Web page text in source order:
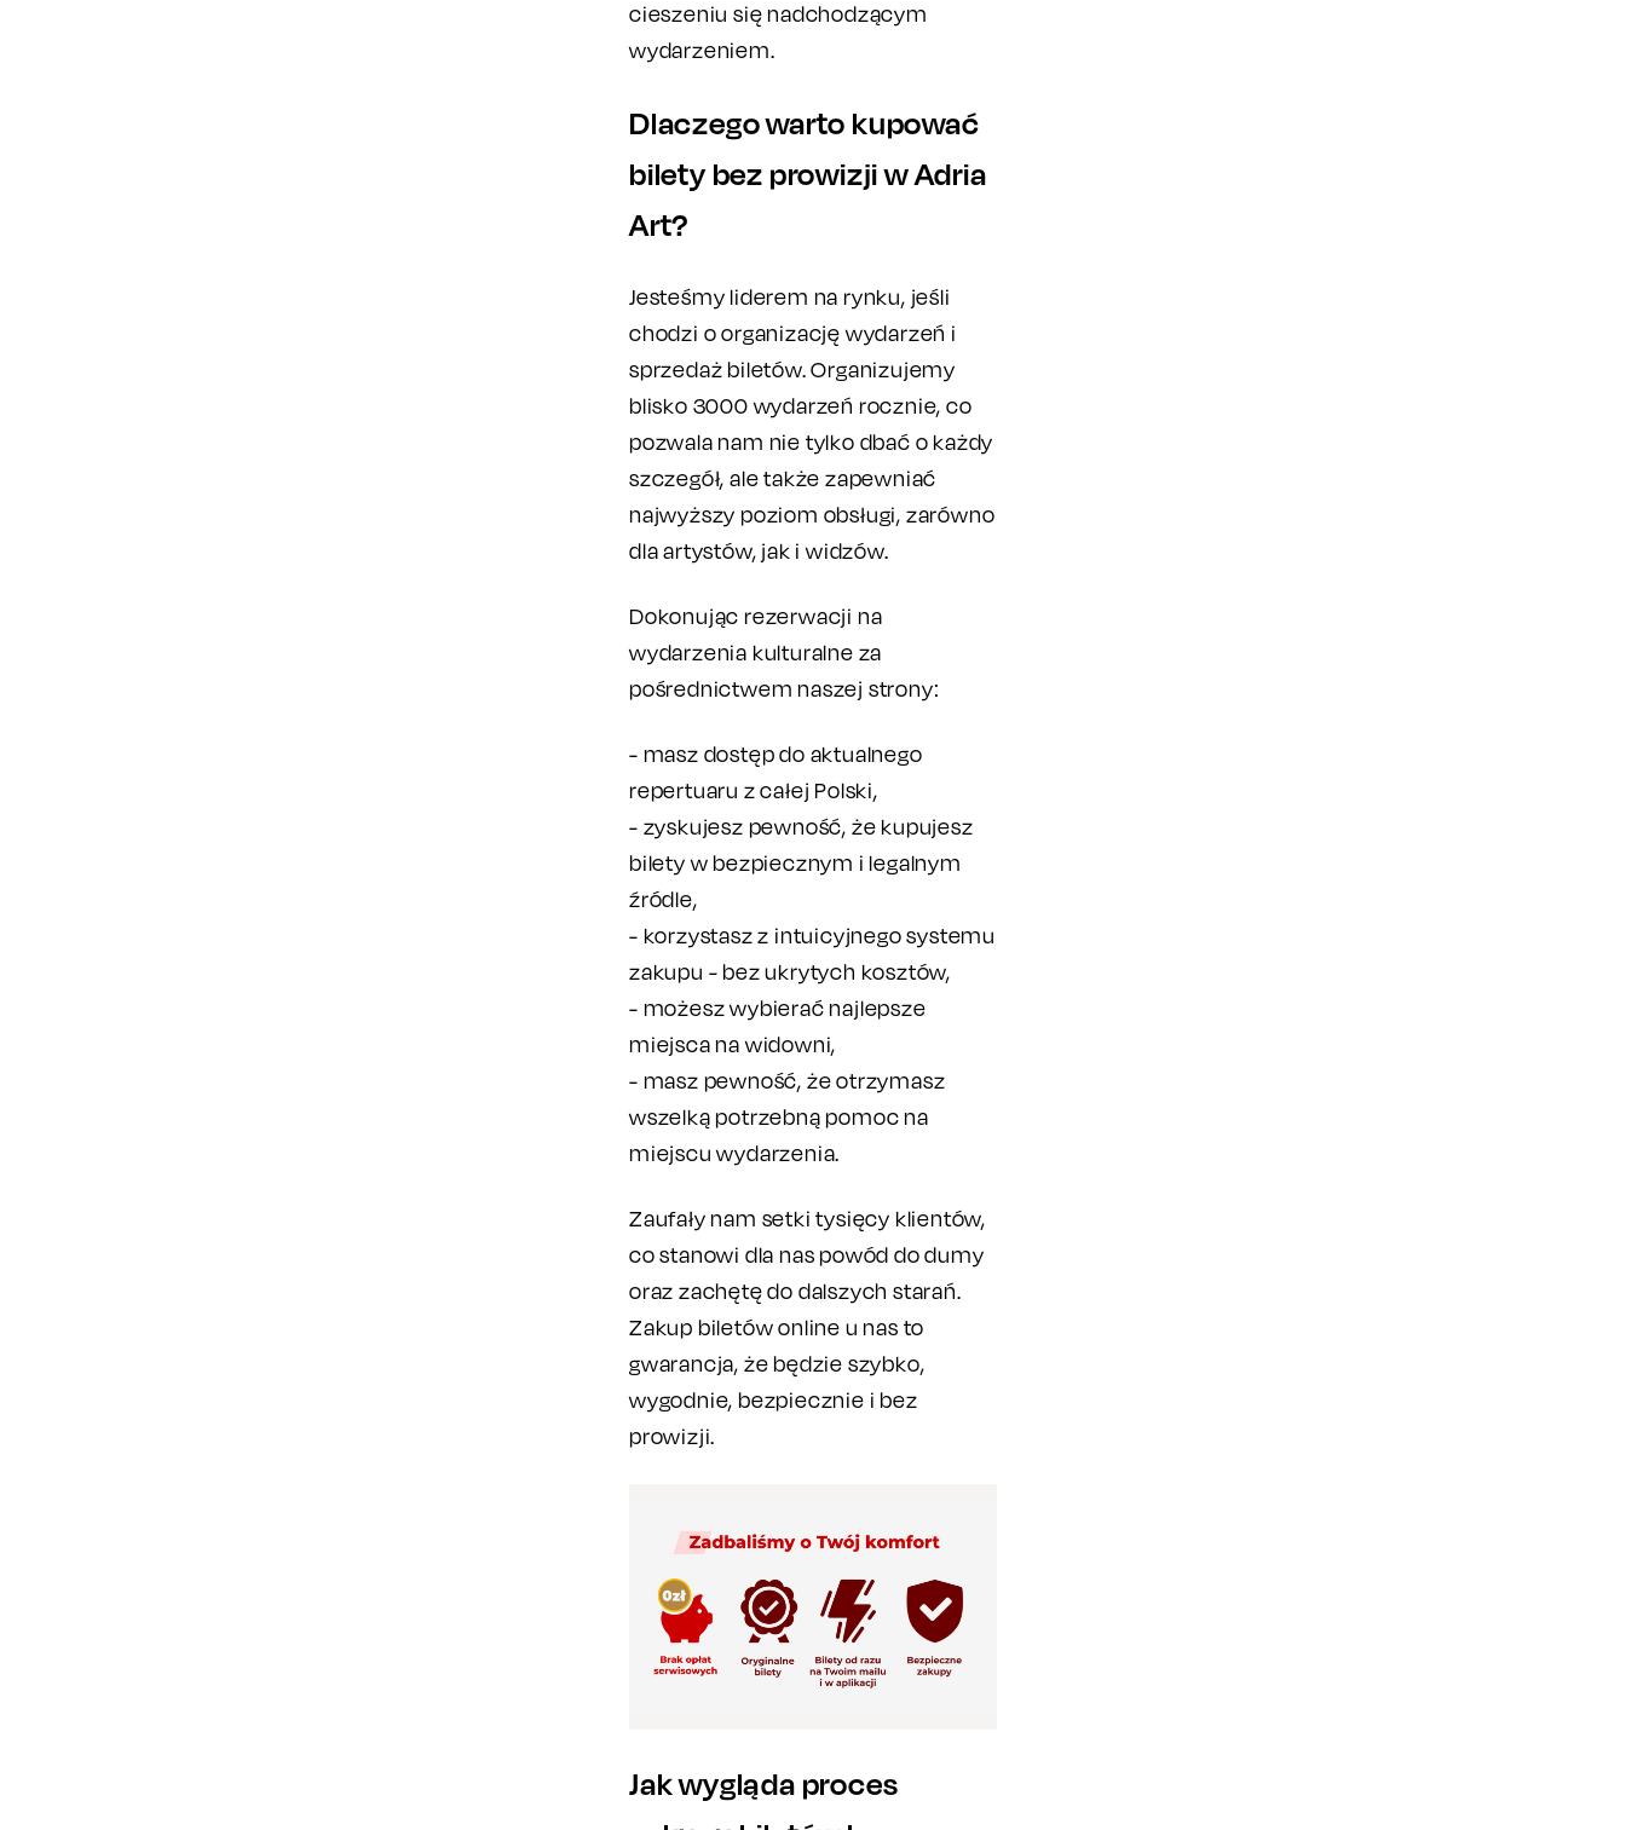
cieszeniu się nadchodzącym
wydarzeniem.
Dlaczego warto kupować
bilety bez prowizji w Adria
Art?
Jesteśmy liderem na rynku, jeśli
chodzi o organizację wydarzeń i
sprzedaż biletów. Organizujemy
blisko 3000 wydarzeń rocznie, co
pozwala nam nie tylko dbać o każdy
szczegół, ale także zapewniać
najwyższy poziom obsługi, zarówno
dla artystów, jak i widzów.
Dokonując rezerwacji na
wydarzenia kulturalne za
pośrednictwem naszej strony:
- masz dostęp do aktualnego
repertuaru z całej Polski,
- zyskujesz pewność, że kupujesz
bilety w bezpiecznym i legalnym
źródle,
- korzystasz z intuicyjnego systemu
zakupu - bez ukrytych kosztów,
- możesz wybierać najlepsze
miejsca na widowni,
- masz pewność, że otrzymasz
wszelką potrzebną pomoc na
miejscu wydarzenia.
Zaufały nam setki tysięcy klientów,
co stanowi dla nas powód do dumy
oraz zachętę do dalszych starań.
Zakup biletów online u nas to
gwarancja, że będzie szybko,
wygodnie, bezpiecznie i bez
prowizji.
Jak wygląda proces